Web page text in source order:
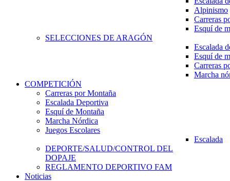
Alpinismo
Carreras
Esquí de
SELECCIONES DE ARAGÓN
Escalada
Esquí de
Carreras
Marcha
COMPETICIÓN
Carreras por Montaña
Escalada Deportiva
Esquí de Montaña
Marcha Nórdica
Juegos Escolares
Escalada
DEPORTE/SALUD/CONTROL DEL
DOPAJE
REGLAMENTO DEPORTIVO FAM
Noticias